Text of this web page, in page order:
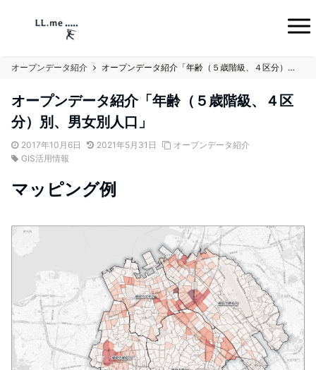
オープンデータ紹介 オープンデータ紹介「年齢（５歳階級、４区分）別、男女別人口」
オープンデータ紹介「年齢（５歳階級、４区
分）別、男女別人口」
2017年10月6日 2021年5月31日
オープンデータ紹介
GIS活用情報
マッピング例